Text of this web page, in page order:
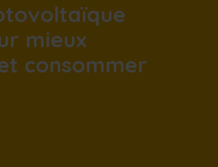
mieux
consommer